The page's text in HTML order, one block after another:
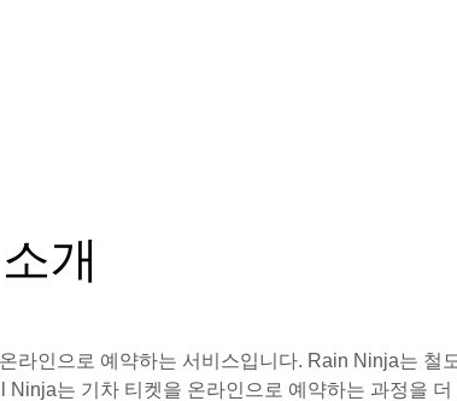
개
라인으로 예약하는 서비스입니다. Rain Ninja는
Ninja는 기차 티켓을 온라인으로 예약하는 과정을